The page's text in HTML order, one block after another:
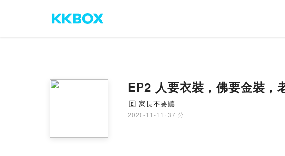
EP2 人要衣裝，佛要金裝
🄴 家長不要聽
2020-11-11 · 37 分